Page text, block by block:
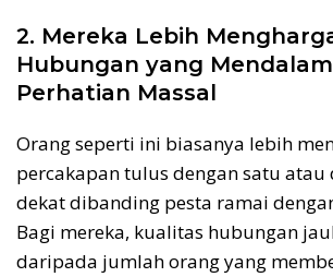
2. Mereka Lebih
Hubungan yang
Perhatian Massal
Orang seperti ini biasanya lebih
percakapan tulus dengan satu atau
dekat dibanding pesta ramai
Bagi mereka, kualitas hubungan
daripada jumlah orang yang